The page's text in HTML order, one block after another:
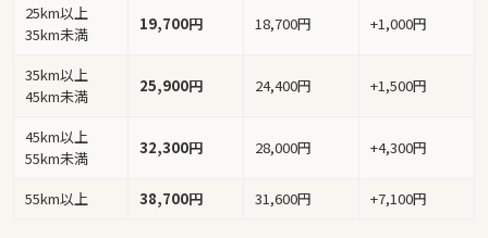
25km以上
35km未満
19,700円 18,700円 +1,000円
35km以上
45km未満
25,900円 24,400円 +1,500円
45km以上
55km未満
32,300円 28,000円 +4,300円
55km以上 38,700円 31,600円 +7,100円